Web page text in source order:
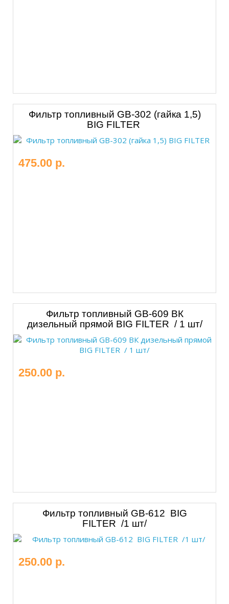
Фильтр топливный GB-302 (гайка 1,5)
BIG FILTER
475.00 р.
Фильтр топливный GB-609 ВК
дизельный прямой BIG FILTER / 1 шт/
250.00 р.
Фильтр топливный GB-612 BIG
FILTER /1 шт/
250.00 р.